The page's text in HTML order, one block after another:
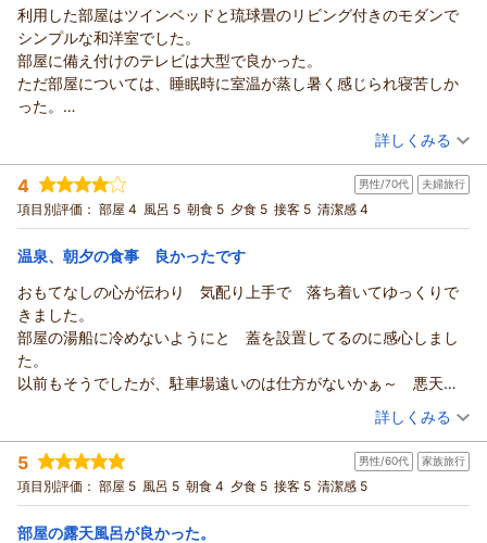
須長 政幸
古くから伊香保に湧く源泉で湯の中に
含まれる鉄分が酸化して茶褐色になっている
黄金の湯や、近年湧出が確認され色が
無色透明でメタケイ酸をたっぷり含んだ
別名「美人の湯」とも言われる白銀の湯を
何よりでございます。
まだまだ至らない点もございますがこれからも
お客様にご満足頂ける施設とサービスをご提供
出来ます様頑張って参ります
ご利用誠にありがとうございました。
ホテル松
本楼
須長
政幸
（返信日：2026/07/30）
「食事もおいしく従業員の方もおもてなし感満載でした。」
とのお言葉、従業員教育を重視している当館としては
とても嬉しく存じます。
朝6:00からのなめこ汁もご賞味頂き
「なめこ汁おいしかったです。」とのコメント、り難いです。
引き続きご愛顧の程お願い申し上げます。
口コミでの高評価誠にありがとうございました。
ホテル松
本楼
政幸
朝6時からの女将さんのなめこの味噌汁サービスを頂き女将さんに
は会えませんでしたが代理の女性の方の接客が心地よく朝から気
分も和みました。
帰りのお見送りの若い女性の方も明るく接客してくださり素晴ら
しかったです。
また機会がありましたら宿泊させてもらいます。
【ホテル松本楼】やさしさとふれあいの温泉宿からの返信
あさみん 様
先日は伊香保温泉のホテル松本楼をお選び頂きまして
誠にありがとうございました。
親子三世代の旅行にバリアフリーの温泉付き
スイートルームをご予約頂き「君松を選び大正解でした。
部屋の広さはもちろん最高の寝心地のベッドにクッション、
アメニティーグッズもグレードが高いものが用意されており
ドライヤー、コーヒーメーカーまで少し高くてもこの部屋にし
て
皆大満足でゆったり過ごせました。」とのコメント、有り難い
料理長がお客様の喜ぶ顔を思いながら作った
地産地消のお料理も「特に感動したのは個室で頂いた夕食で
す。
地元の食材にこだわり料理の見た目も味も出すタイミングも
接客もよく本当に美味しく気持ちよく過ごせた時間でした。」
カラオケや貸切風呂もご利用頂き、朝6時からのなめこ汁も
ご賞味下さり「女性の方の接客が心地よく朝から気分も和みま
した。
帰りのお見送りの若い女性の方も明るく接客してくださり
利用した部屋はツインベッドと琉球畳のリビング付きのモダンで
シンプルな和洋室でした。
部屋に備え付けのテレビは大型で良かった。
ただ部屋については、睡眠時に室温が蒸し暑く感じられ寝苦しか
った。
エアコンは、スイッチを回しても押しても停止中ということで操
お風呂については、8階と２階の大浴場を利用しました。
２階大浴場は、伊香保温泉の看板である黄金の湯の浴槽が狭いと
いう印象でした。
た。
お料理は朝夕ともに良かった。
スタッフの接客については、ストレスはなく満足しました。
（投稿日：2026/07/16）
宿泊時期： 2026年07月宿泊 (家族旅行)
投稿者： まさよしさん
宿泊プラン： 【じゃらんのお得な10日間】■スタンダード会席■群馬の食材
盛りだくさん♪『地産地消の旬の恵み』
和室 朝・夕
宿泊価格帯： 26,001～27,000円(大人一人あたり/税込)
【ホテル松本楼】やさしさとふれあいの温泉宿からの返信
まさよし 様
先日は伊香保温泉の数ある旅館の中より
ホテル松本楼をお選び頂きまして
誠にありがとうございました。
琉球畳のリビング＆ツインベッドのお部屋をご予約頂き
「部屋に備え付けのテレビは大型で良かった。」
との事、何よりでございます。
空調設備の操作方法がわかりづらく、ご迷惑をお掛けして
申し訳ございませんでした
フロントスタッフは常時待機しておりますので
詳しくみる
4 男性/70代 夫婦旅行
項目別評価： 部屋 4 風呂 5 朝食 5 夕食 5 接客 5 清潔感 4
温泉、朝夕の食事 良かったです
おもてなしの心が伝わり 気配り上手で 落ち着いてゆっくりで
きました。
部屋の湯船に冷めないようにと 蓋を設置してるのに感心しまし
た。
以前もそうでしたが、駐車場遠いのは仕方がないかぁ～ 悪天候
（投稿日：2026/07/10）
宿泊時期： 2026年07月宿泊 (夫婦旅行)
投稿者： ヒデさん
宿泊プラン： 【泊まって良かった宿大賞受賞☆記念プラン】スタンダード会
席が料金そのまま＜グレードアップ会席＞に！
ダブル 朝・夕
宿泊価格帯： 30,001円以上(大人一人あたり/税込)
詳しくみる
5 男性/60代 家族旅行
項目別評価： 部屋 5 風呂 5 朝食 4 夕食 5 接客 5 清潔感 5
部屋の露天風呂が良かった。